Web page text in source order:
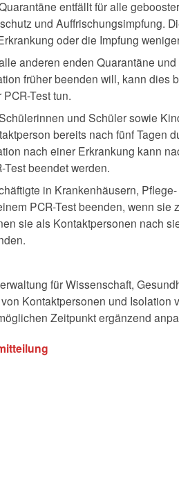
entfällt für alle
und Auffrischungsimpfung.
oder die Impfung
anderen enden Quarantäne
früher beenden will, kann dies
PCR-Test tun.
und Schüler sowie
bereits nach fünf Tagen
nach einer Erkrankung kann
Test beendet werden.
in Krankenhäusern,
PCR-Test beenden, wenn
sie als Kontaktpersonen nach
für Wissenschaft,
Kontaktpersonen und
Zeitpunkt ergänzend